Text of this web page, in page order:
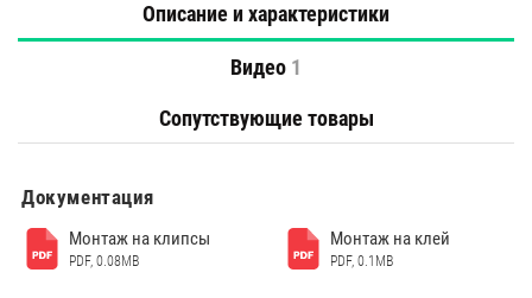
Описание и характеристики
Видео 1
Сопутствующие товары
Документация
Монтаж на клипсы
PDF, 0.08MB
Монтаж на клей
PDF, 0.1MB